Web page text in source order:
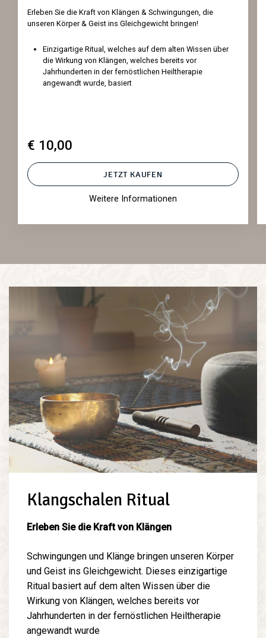
Erleben Sie die Kraft von Klängen & Schwingungen, die
unseren Körper & Geist ins Gleichgewicht bringen!
Einzigartige Ritual, welches auf dem alten Wissen über
die Wirkung von Klängen, welches bereits vor
Jahrhunderten in der fernöstlichen Heiltherapie
angewandt wurde, basiert
€ 10,00
JETZT KAUFEN
Weitere Informationen
Klangschalen Ritual
Erleben Sie die Kraft von Klängen
Schwingungen und Klänge bringen unseren Körper
und Geist ins Gleichgewicht. Dieses einzigartige
Ritual basiert auf dem alten Wissen über die
Wirkung von Klängen, welches bereits vor
Jahrhunderten in der fernöstlichen Heiltherapie
angewandt wurde